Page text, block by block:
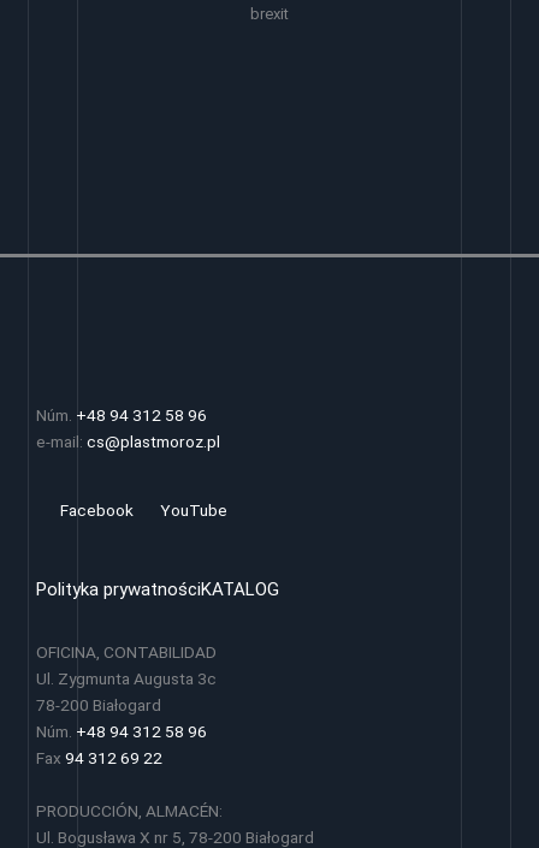
brexit
Núm. +48 94 312 58 96
e-mail: cs@plastmoroz.pl
Facebook YouTube
Polityka prywatnościKATALOG
OFICINA, CONTABILIDAD
Ul. Zygmunta Augusta 3c
78-200 Białogard
Núm. +48 94 312 58 96
Fax 94 312 69 22
PRODUCCIÓN, ALMACÉN:
Ul. Bogusława X nr 5, 78-200 Białogard